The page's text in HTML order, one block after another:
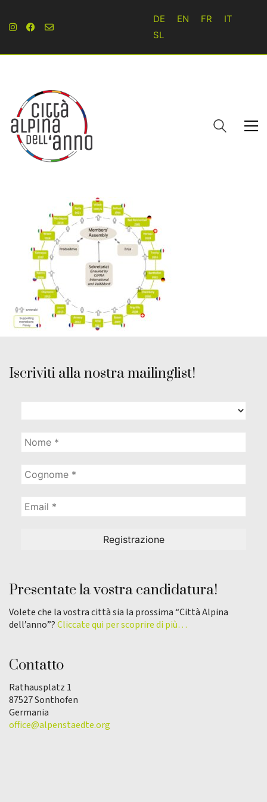
DE EN FR
IT
SL
Iscriviti alla nostra mailinglist!
Presentate la vostra candidatura!
Volete che la vostra città sia la prossima “Città Alpina
dell’anno”?Cliccate qui per scoprire di più…
Contatto
Rathausplatz 1
87527 Sonthofen
Germania
office@alpenstaedte.org